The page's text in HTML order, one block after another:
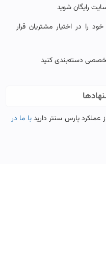
رایگان شوید
را در اختیار مشتریان قرار
دسته‌بندی کنید
عملکرد پارس سنتر داریدبا ما در